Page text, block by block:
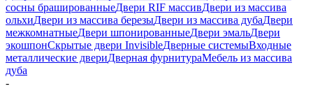
сосны брашированныеДвери RIF массивДвери из массива
ольхиДвери из массива березыДвери из массива дубаДвери
межкомнатныеДвери шпонированныеДвери эмальДвери
экошпонСкрытые двери InvisibleДверные системыВходные
металлические двериДверная фурнитураМебель из массива
дуба
-